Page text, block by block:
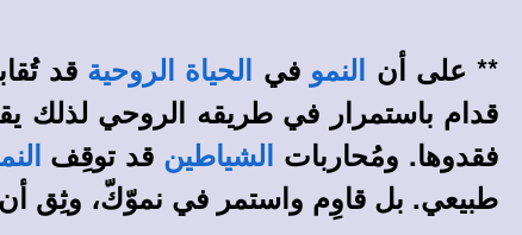
** على أن النمو في الحياة الروحية قد
قدام باستمرار في طريقه الروحي لذلك
فقدوها. ومُحاربات
الشياطين قد توقِف
طبيعي. بل قاوِم واستمر في نموّكّ، وثِق